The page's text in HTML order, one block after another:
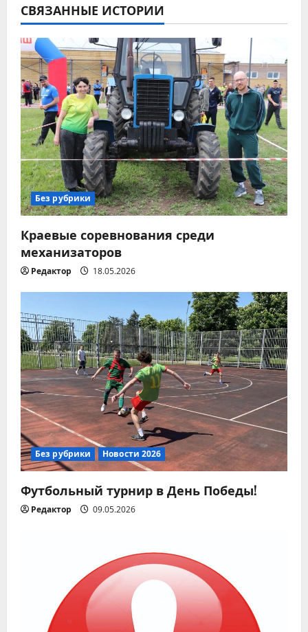
а
ц
и
я
п
о
з
а
п
и
с
я
м
СВЯЗАННЫЕ ИСТОРИИ
Без рубрики
Краевые соревнования среди
механизаторов
Редактор 18.05.2026
Без рубрики Новости 2026
Футбольный турнир в День Победы!
Редактор 09.05.2026